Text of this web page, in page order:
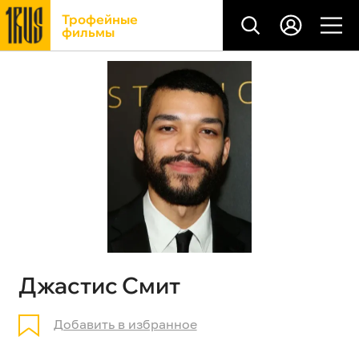
Трофейные
фильмы
Джастис Смит
Добавить в избранное